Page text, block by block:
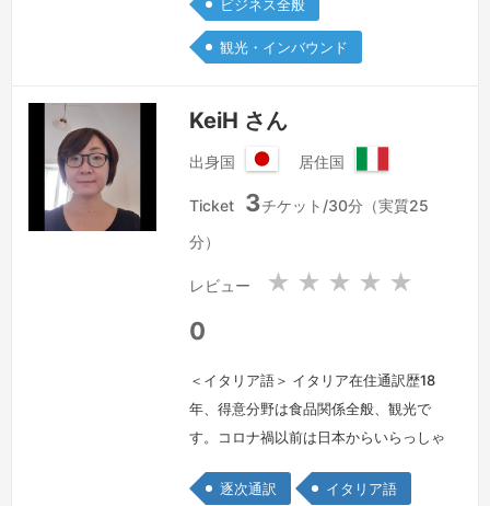
ビジネス全般
観光・インバウンド
KeiH さん
出身国
本
居住国
タ
共
Ticket 3チケット/30分（実質25
分）
レビュー ★ ★ ★ ★ ★
0
＜イタリア語＞ イタリア在住通訳歴18
年、得意分野は食品関係全般、観光で
す。コロナ禍以前は日本からいらっしゃ
タント、観光でいらっしゃるお客様の通
逐次通訳 イタリア語